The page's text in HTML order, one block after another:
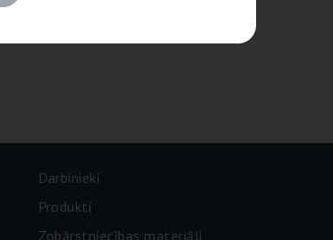
Darbinieki
Produkti
Zobārstniecības materiāli